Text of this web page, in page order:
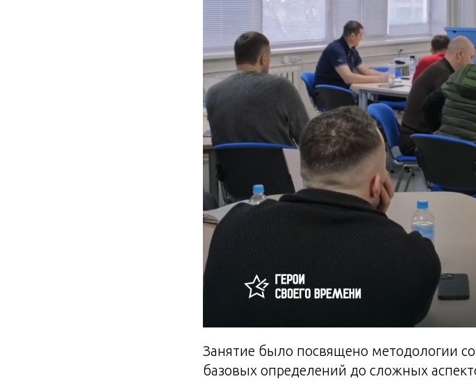
Занятие было посвящено методологии
базовых определений до сложных